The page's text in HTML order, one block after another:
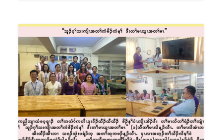
သရၣ်မူဒါဒီး ခိၣ်နၢ်မူဒါ''
သရၣ်မုၣ်ဒိၣ်ဒီးကထၢၣ်လ့ထူ ''သူၣ်ဂ့ၢ်သးကျိၤအတၢ်
ကဲခိၣ်ကဲနၢ်ဒီး တၢ်မၤယွၤအတၢ်မၤ'' ဒီး သရၣ်ဒိၣ်စၢ်
ဟ့ၣ်ဂ့ၤ ''တၢ်အိၣ်ဖှိၣ်အမူးအရၤ''တဖၣ်န့ၣ်လီၤ.ပျၢ်က့ၤ
တၢ်မၤလိတဘျီအံၤဖဲ လါယူၤ(၁၈)သီႇ ဟါ(၄)နၣ်ရံၣ်
န့ၣ်လီၤ. ၦၤဟဲထီၣ်တၢ်မၤလိခဲလၢာ်အိၣ်ဝဲ(၇၆)ဂၤန့ၣ်
လီၤ.